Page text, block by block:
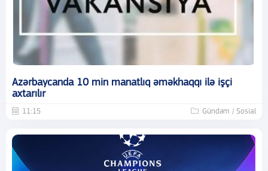
Azərbaycanda 10 min manatlıq əməkhaqqı ilə işçi
axtarılır
11:15 Gündəm / Sosial